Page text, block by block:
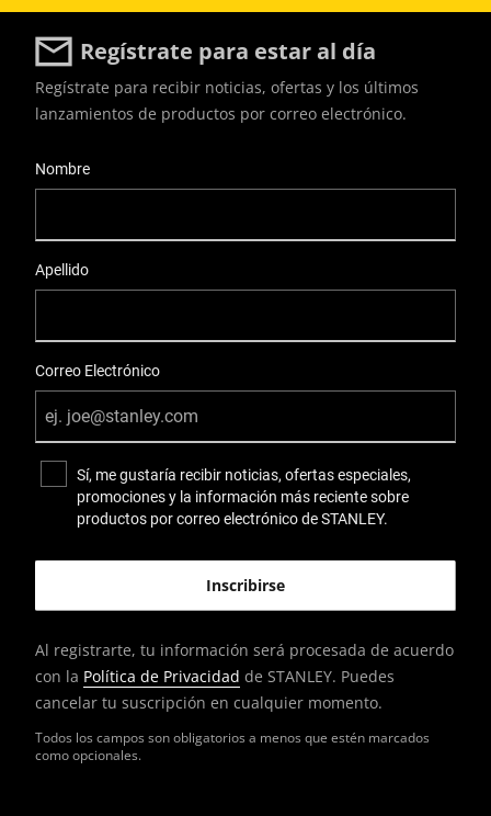
Regístrate para estar al día
Todos los campos son obligatorios a menos que estén marcados
como opcionales.
Regístrate para recibir noticias, ofertas y los últimos
lanzamientos de productos por correo electrónico.
Nombre
Apellido
Correo Electrónico
Sí, me gustaría recibir noticias, ofertas especiales,
promociones y la información más reciente sobre
productos por correo electrónico de STANLEY.
Al registrarte, tu información será procesada de acuerdo
con la Política de Privacidad de STANLEY. Puedes
cancelar tu suscripción en cualquier momento.